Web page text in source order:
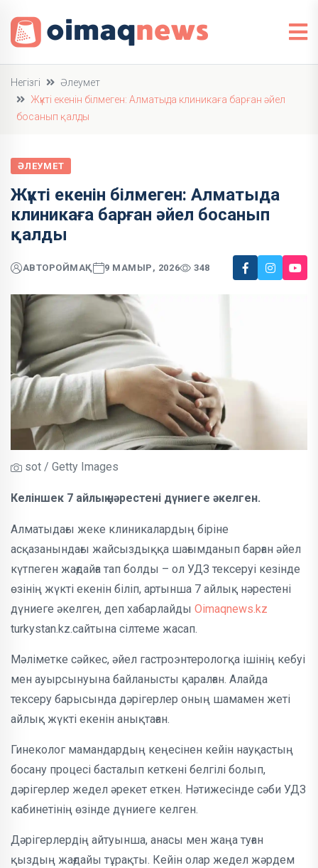
Негізгі
Әлеумет
Жүкті екенін білмеген: Алматыда клиникаға барған әйел
босанып қалды
ӘЛЕУМЕТ
Жүкті екенін білмеген: Алматыда
клиникаға барған әйел босанып
қалды
АВТОРОЙМАҚ 9 МАМЫР, 2026 348
sot / Getty Images
Келіншек 7 айлық нәрестені дүниеге әкелген.
Алматыдағы жеке клиникалардың біріне
асқазанындағы жайсыздыққа шағымданып барған әйел
күтпеген жағдайға тап болды – ол УДЗ тексеруі кезінде
өзінің жүкті екенін біліп, артынша 7 айлық нәрестені
дүниеге әкелген, деп хабарлайды Oimaqnews.kz
turkystan.kz.сайтына сілтеме жасап.
Мәліметке сәйкес, әйел гастроэнтерологқа ішінің кебуі
мен ауырсынуына байланысты қаралған. Алайда
тексеру барысында дәрігерлер оның шамамен жеті
айлық жүкті екенін анықтаған.
Гинеколог мамандардың кеңесінен кейін науқастың
босану процесі басталып кеткені белгілі болып,
дәрігерлер жедел әрекет еткен. Нәтижесінде сәби УДЗ
кабинетінің өзінде дүниеге келген.
Дәрігерлердің айтуынша, анасы мен жаңа туған
қыздың жағдайы тұрақты. Кейін олар жедел жәрдем